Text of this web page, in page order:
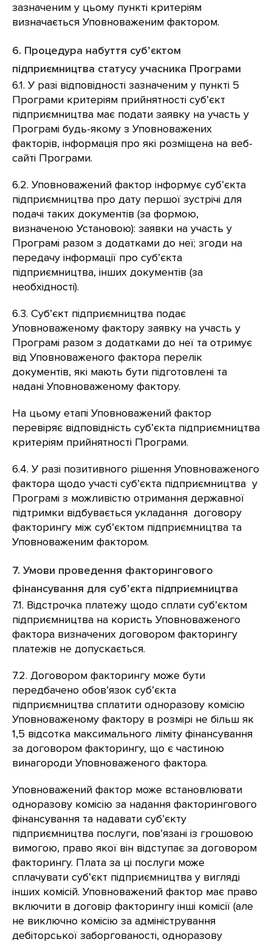
зазначеним у цьому пункті критеріям
визначається Уповноваженим фактором.
6. Процедура набуття суб’єктом
підприємництва статусу учасника Програми
6.1. У разі відповідності зазначеним у пункті 5
Програми критеріям прийнятності суб’єкт
підприємництва має подати заявку на участь у
Програмі будь-якому з Уповноважених
факторів, інформація про які розміщена на веб-
сайті Програми.
6.2. Уповноважений фактор інформує суб’єкта
підприємництва про дату першої зустрічі для
подачі таких документів (за формою,
визначеною Установою): заявки на участь у
Програмі разом з додатками до неї; згоди на
передачу інформації про суб’єкта
підприємництва, інших документів (за
необхідності).
6.3. Суб’єкт підприємництва подає
Уповноваженому фактору заявку на участь у
Програмі разом з додатками до неї та отримує
від Уповноваженого фактора перелік
документів, які мають бути підготовлені та
надані Уповноваженому фактору.
На цьому етапі Уповноважений фактор
перевіряє відповідність суб’єкта підприємництва
критеріям прийнятності Програми.
6.4. У разі позитивного рішення Уповноваженого
фактора щодо участі суб’єкта підприємництва у
Програмі з можливістю отримання державної
підтримки відбувається укладання договору
факторингу між суб’єктом підприємництва та
Уповноваженим фактором.
7. Умови проведення факторингового
фінансування для суб’єкта підприємництва
7.1. Відстрочка платежу щодо сплати суб’єктом
підприємництва на користь Уповноваженого
фактора визначених договором факторингу
платежів не допускається.
7.2. Договором факторингу може бути
передбачено обов’язок суб’єкта
підприємництва сплатити одноразову комісію
Уповноваженому фактору в розмірі не більш як
1,5 відсотка максимального ліміту фінансування
за договором факторингу, що є частиною
винагороди Уповноваженого фактора.
Уповноважений фактор може встановлювати
одноразову комісію за надання факторингового
фінансування та надавати суб’єкту
підприємництва послуги, пов’язані із грошовою
вимогою, право якої він відступає за договором
факторингу. Плата за ці послуги може
сплачувати суб’єкт підприємництва у вигляді
інших комісій. Уповноважений фактор має право
включити в договір факторингу інші комісії (але
не виключно комісію за адміністрування
дебіторської заборгованості, одноразову